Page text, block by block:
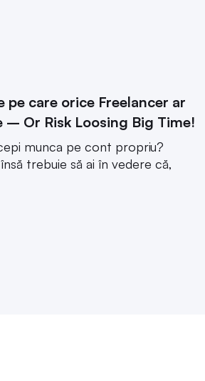
pe care orice Freelancer ar
– Or Risk Loosing Big Time!
munca pe cont propriu?
trebuie să ai în vedere că,